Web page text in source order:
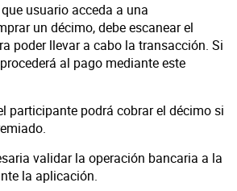
usuario acceda a una
un décimo, debe escanear el
poder llevar a cabo la transacción. Si
al pago mediante este
participante podrá cobrar el décimo si
validar la operación bancaria a la
la aplicación.